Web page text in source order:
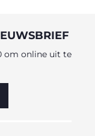
om online uit te